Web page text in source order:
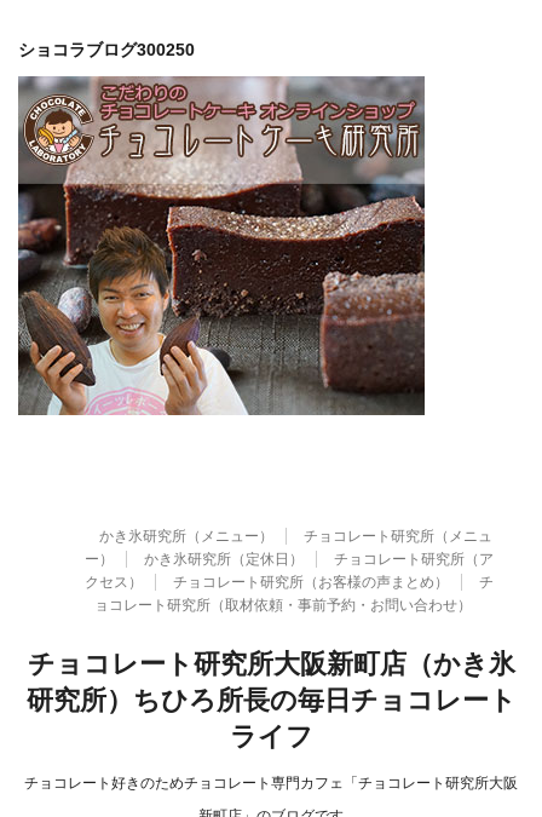
ショコラブログ300250
かき氷研究所（メニュー）
チョコレート研究所（メニュ
ー）
かき氷研究所（定休日）
チョコレート研究所（ア
クセス）
チョコレート研究所（お客様の声まとめ）
チ
ョコレート研究所（取材依頼・事前予約・お問い合わせ）
チョコレート研究所大阪新町店（かき氷
研究所）ちひろ所長の毎日チョコレート
ライフ
チョコレート好きのためチョコレート専門カフェ「チョコレート研究所大阪